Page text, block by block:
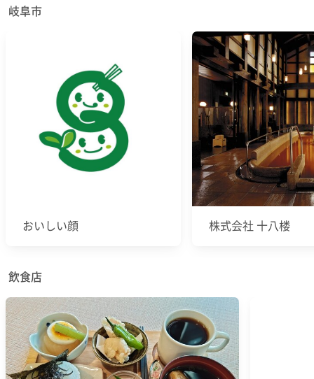
岐阜市
おいしい顔 株式会社 十八楼
飲食店